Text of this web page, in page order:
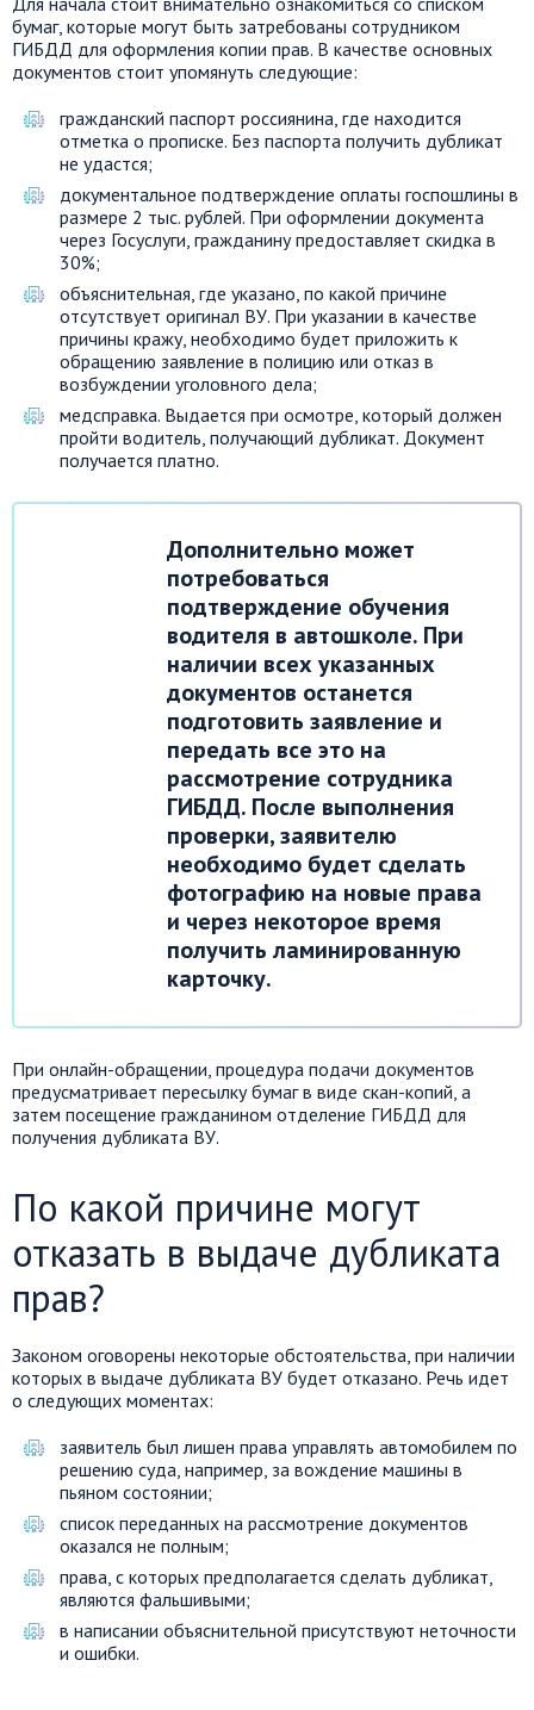
бумаг, которые могут быть затребованы сотрудником
ГИБДД для оформления копии прав. В качестве основных
документов стоит упомянуть следующие:
гражданский паспорт россиянина, где находится
отметка о прописке. Без паспорта получить дубликат
не удастся;
документальное подтверждение оплаты госпошлины в
размере 2 тыс. рублей. При оформлении документа
через Госуслуги, гражданину предоставляет скидка в
30%;
объяснительная, где указано, по какой причине
отсутствует оригинал ВУ. При указании в качестве
причины кражу, необходимо будет приложить к
обращению заявление в полицию или отказ в
возбуждении уголовного дела;
медсправка. Выдается при осмотре, который должен
пройти водитель, получающий дубликат. Документ
получается платно.
Дополнительно может
потребоваться
подтверждение обучения
водителя в автошколе. При
наличии всех указанных
документов останется
подготовить заявление и
передать все это на
рассмотрение сотрудника
ГИБДД. После выполнения
проверки, заявителю
необходимо будет сделать
фотографию на новые права
и через некоторое время
получить ламинированную
карточку.
При онлайн-обращении, процедура подачи документов
предусматривает пересылку бумаг в виде скан-копий, а
затем посещение гражданином отделение ГИБДД для
получения дубликата ВУ.
По какой причине могут
отказать в выдаче дубликата
прав?
Законом оговорены некоторые обстоятельства, при наличии
которых в выдаче дубликата ВУ будет отказано. Речь идет
о следующих моментах:
заявитель был лишен права управлять автомобилем по
решению суда, например, за вождение машины в
пьяном состоянии;
список переданных на рассмотрение документов
оказался не полным;
права, с которых предполагается сделать дубликат,
являются фальшивыми;
в написании объяснительной присутствуют неточности
и ошибки.